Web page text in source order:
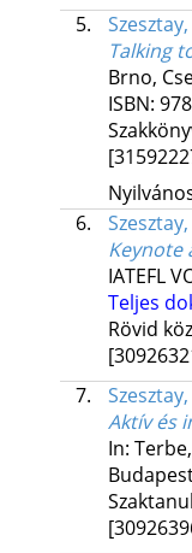
5.
Talking
Brno,
ISBN:
6.
Keynote
IATEFL
Teljes
Rövid
7.
Aktív és
In: